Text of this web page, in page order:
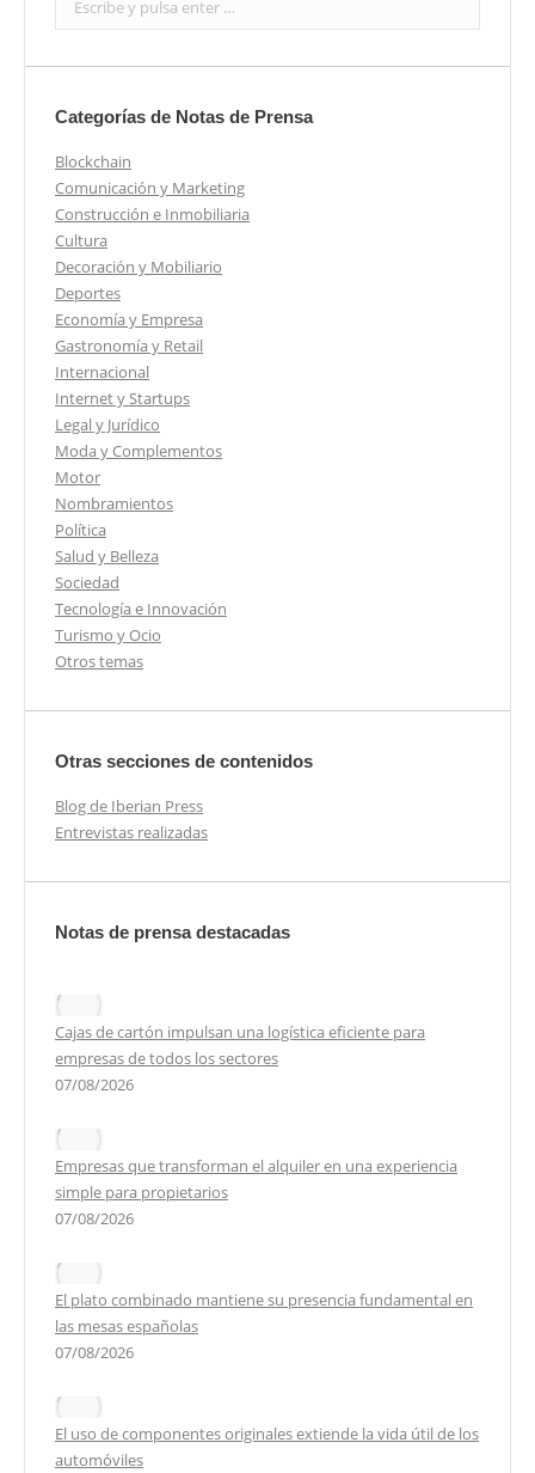
Categorías de Notas de Prensa
Blockchain
Comunicación y Marketing
Construcción e Inmobiliaria
Cultura
Decoración y Mobiliario
Deportes
Economía y Empresa
Gastronomía y Retail
Internacional
Internet y Startups
Legal y Jurídico
Moda y Complementos
Motor
Nombramientos
Política
Salud y Belleza
Sociedad
Tecnología e Innovación
Turismo y Ocio
Otros temas
Otras secciones de contenidos
Blog de Iberian Press
Entrevistas realizadas
Notas de prensa destacadas
Cajas de cartón impulsan una logística eficiente para
empresas de todos los sectores
07/08/2026
Empresas que transforman el alquiler en una experiencia
simple para propietarios
07/08/2026
El plato combinado mantiene su presencia fundamental en
las mesas españolas
07/08/2026
El uso de componentes originales extiende la vida útil de los
automóviles